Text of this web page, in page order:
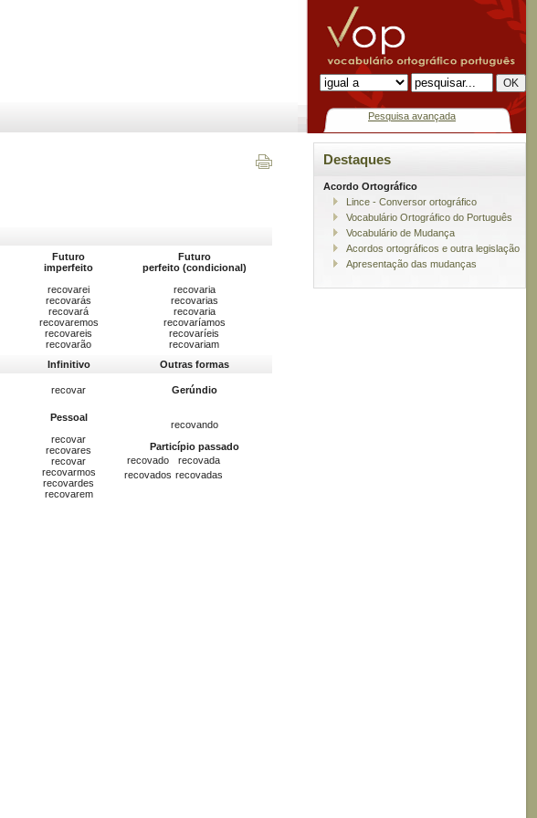
Pesquisa avançada
Futuro
imperfeito
Futuro
perfeito (condicional)
recovarei
recovarás
recovará
recovaremos
recovareis
recovarão
recovaria
recovarias
recovaria
recovaríamos
recovaríeis
recovariam
Infinitivo Outras formas
recovar Gerúndio
Pessoal
recovar
recovares
recovar
recovarmos
recovardes
recovarem
recovando
Particípio passado
recovado
recovada
recovados recovadas
Destaques
Acordo Ortográfico
Lince - Conversor ortográfico
Vocabulário Ortográfico do Português
Vocabulário de Mudança
Acordos ortográficos e outra legislação
Apresentação das mudanças